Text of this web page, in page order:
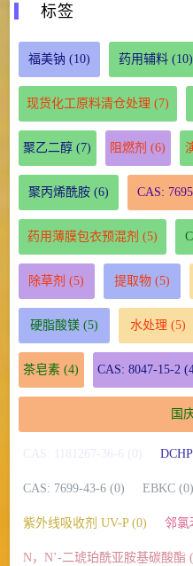
标签
福美钠 (10) 药用辅料 (10)
现货化工原料清仓处理 (7)
聚乙二醇 (7) 阻燃剂 (6)
聚丙烯酰胺(6) CAS:
药用薄膜包衣预混剂 (5)
除草剂 (5) 提取物(5)
硬脂酸镁(5) 水处理 (5)
茶皂素 (4) CAS: 8047-15-2
国
CAS: 7699-43-6 (0) EBKC (0)
紫外线吸收剂 UV-P (0) 邻氯
N，N’-二琥珀酰亚胺基碳酸酯